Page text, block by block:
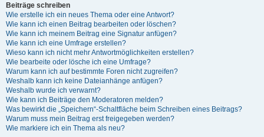
Beiträge schreiben
Wie erstelle ich ein neues Thema oder eine Antwort?
Wie kann ich einen Beitrag bearbeiten oder löschen?
Wie kann ich meinem Beitrag eine Signatur anfügen?
Wie kann ich eine Umfrage erstellen?
Wieso kann ich nicht mehr Antwortmöglichkeiten erstellen?
Wie bearbeite oder lösche ich eine Umfrage?
Warum kann ich auf bestimmte Foren nicht zugreifen?
Weshalb kann ich keine Dateianhänge anfügen?
Weshalb wurde ich verwarnt?
Wie kann ich Beiträge den Moderatoren melden?
Was bewirkt die „Speichern“-Schaltfläche beim Schreiben eines Beitrags?
Warum muss mein Beitrag erst freigegeben werden?
Wie markiere ich ein Thema als neu?